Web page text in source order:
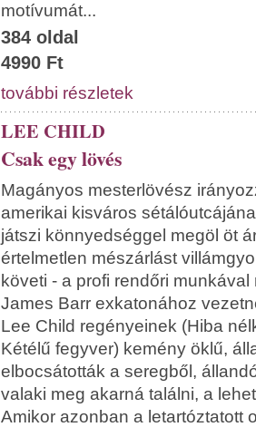
motívumát...
384 oldal
4990 Ft
további részletek
LEE CHILD
Csak egy lövés
Magányos mesterlövész
amerikai kisváros
játszi könnyedséggel megöl öt
értelmetlen mészárlást
követi - a profi rendőri
James Barr exkatonához
Lee Child regényeinek (Hiba
Kétélű fegyver) kemény öklű,
elbocsátották a seregből,
valaki meg akarná találni, a
Amikor azonban a letartóztatott